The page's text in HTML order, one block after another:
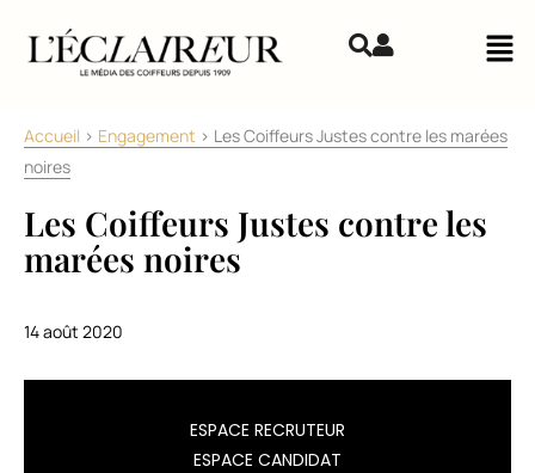
Accueil > Engagement > Les Coiffeurs Justes contre les marées
noires
Les Coiffeurs Justes contre les
marées noires
14 août 2020
ESPACE RECRUTEUR
ESPACE CANDIDAT